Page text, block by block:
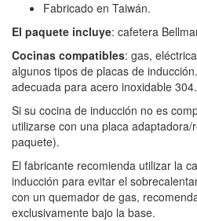
Fabricado en Taiwán.
El paquete incluye: cafetera
Cocinas compatibles: gas,
algunos tipos de placas de
adecuada para acero inoxidable 304.
Si su cocina de inducción no es
utilizarse con una placa
paquete).
El fabricante recomienda utilizar la
inducción para evitar el
con un quemador de gas,
exclusivamente bajo la base.